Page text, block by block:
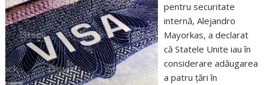
pentru securitate
internă, Alejandro
Mayorkas, a declarat
că Statele Unite iau în
considerare adăugarea
a patru ţări în